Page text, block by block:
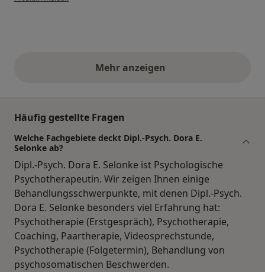
Mehr anzeigenobige Stellungnahmen
Häufig gestellte Fragen
Welche Fachgebiete deckt Dipl.-Psych. Dora E.
Selonke ab?
Dipl.-Psych. Dora E. Selonke ist Psychologische
Psychotherapeutin. Wir zeigen Ihnen einige
Behandlungsschwerpunkte, mit denen Dipl.-Psych.
Dora E. Selonke besonders viel Erfahrung hat:
Psychotherapie (Erstgespräch), Psychotherapie,
Coaching, Paartherapie, Videosprechstunde,
Psychotherapie (Folgetermin), Behandlung von
psychosomatischen Beschwerden.